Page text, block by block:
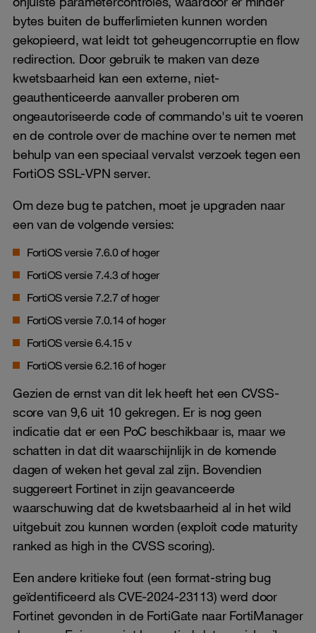
bytes buiten de bufferlimieten kunnen worden
gekopieerd, wat leidt tot geheugencorruptie en flow
redirection. Door gebruik te maken van deze
kwetsbaarheid kan een externe, niet-
geauthenticeerde aanvaller proberen om
ongeautoriseerde code of commando's uit te voeren
en de controle over de machine over te nemen met
behulp van een speciaal vervalst verzoek tegen een
FortiOS SSL-VPN server.
Om deze bug te patchen, moet je upgraden naar
een van de volgende versies:
FortiOS versie 7.6.0 of hoger
FortiOS versie 7.4.3 of hoger
FortiOS versie 7.2.7 of hoger
FortiOS versie 7.0.14 of hoger
FortiOS versie 6.4.15 v
FortiOS versie 6.2.16 of hoger
Gezien de ernst van dit lek heeft het een CVSS-
score van 9,6 uit 10 gekregen. Er is nog geen
indicatie dat er een PoC beschikbaar is, maar we
schatten in dat dit waarschijnlijk in de komende
dagen of weken het geval zal zijn. Bovendien
suggereert Fortinet in zijn geavanceerde
waarschuwing dat de kwetsbaarheid al in het wild
uitgebuit zou kunnen worden (exploit code maturity
ranked as high in the CVSS scoring).
Een andere kritieke fout (een format-string bug
geïdentificeerd als CVE-2024-23113) werd door
Fortinet gevonden in de FortiGate naar FortiManager